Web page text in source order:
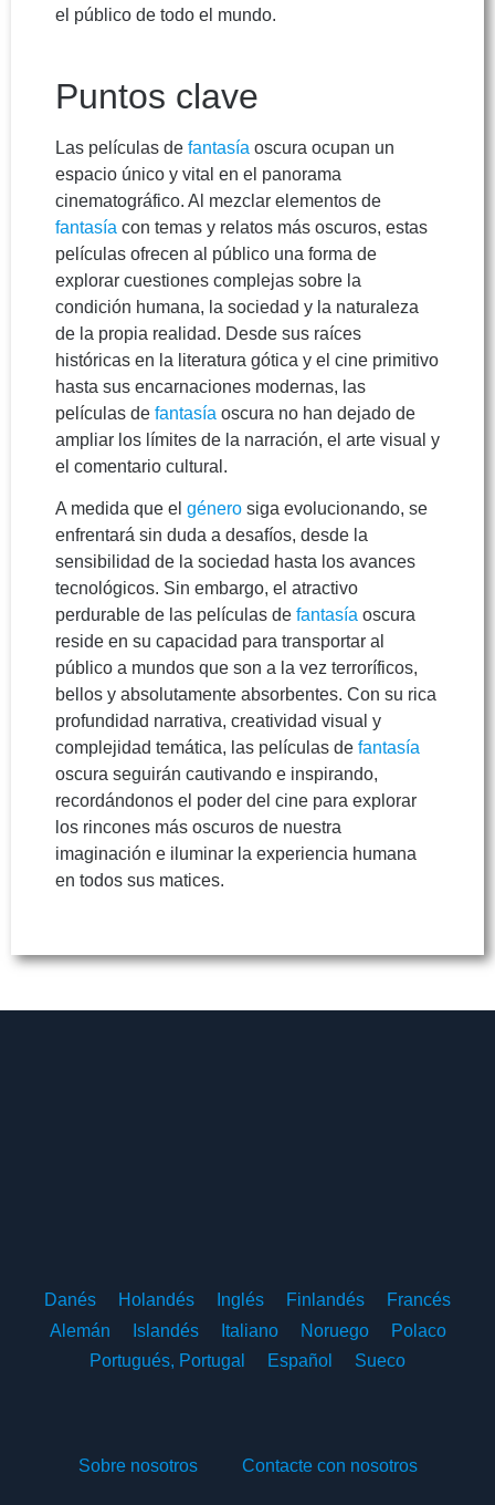
el público de todo el mundo.
Puntos clave
Las películas de fantasía oscura ocupan un
espacio único y vital en el panorama
cinematográfico. Al mezclar elementos de
fantasía con temas y relatos más oscuros, estas
películas ofrecen al público una forma de
explorar cuestiones complejas sobre la
condición humana, la sociedad y la naturaleza
de la propia realidad. Desde sus raíces
históricas en la literatura gótica y el cine primitivo
hasta sus encarnaciones modernas, las
películas de fantasía oscura no han dejado de
ampliar los límites de la narración, el arte visual y
el comentario cultural.
A medida que el género siga evolucionando, se
enfrentará sin duda a desafíos, desde la
sensibilidad de la sociedad hasta los avances
tecnológicos. Sin embargo, el atractivo
perdurable de las películas de fantasía oscura
reside en su capacidad para transportar al
público a mundos que son a la vez terroríficos,
bellos y absolutamente absorbentes. Con su rica
profundidad narrativa, creatividad visual y
complejidad temática, las películas de fantasía
oscura seguirán cautivando e inspirando,
recordándonos el poder del cine para explorar
los rincones más oscuros de nuestra
imaginación e iluminar la experiencia humana
en todos sus matices.
Danés Holandés Inglés Finlandés
Francés
Alemán
Islandés Italiano Noruego
Polaco
Portugués, Portugal
Español Sueco
Sobre nosotros Contacte con nosotros